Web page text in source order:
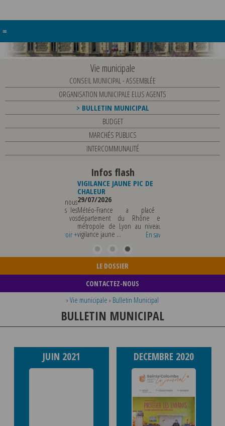
≡
Vie municipale
CONSEIL MUNICIPAL - ASSEMBLÉE
ORGANISATION MUNICIPALE ELUS AGENTS
BULLETIN MUNICIPAL
BUDGET
MARCHÉS PUBLICS
INTERCOMMUNALITÉ
Infos flash
VIGILANCE JAUNE PIC DE
CHALEUR
29/07/2026
Météo-France a placé le
département du Rhône et la
métropole de Lyon au niveau de
vigilance jaune ...
En savoir +
LE DOSSIER
CONTACTEZ-NOUS
› Vie municipale › Bulletin Municipal
BULLETIN MUNICIPAL
JUIN 2021 DECEMBRE 2020